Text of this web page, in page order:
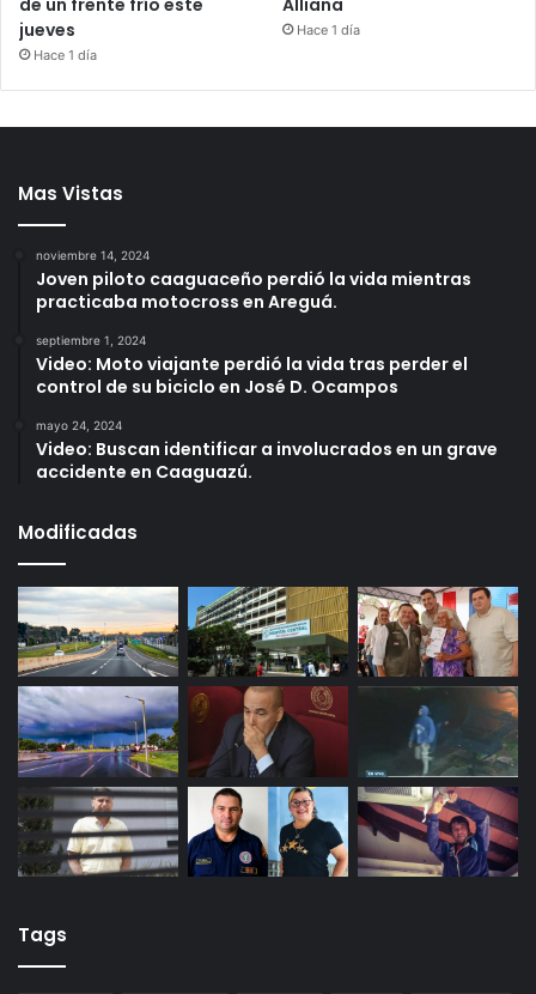
jueves
Hace 1 día
Hace 1 día
Mas Vistas
noviembre 14, 2024
Joven piloto caaguaceño perdió la vida mientras
practicaba motocross en Areguá.
septiembre 1, 2024
Video: Moto viajante perdió la vida tras perder el
control de su biciclo en José D. Ocampos
mayo 24, 2024
Video: Buscan identificar a involucrados en un grave
accidente en Caaguazú.
Modificadas
Tags